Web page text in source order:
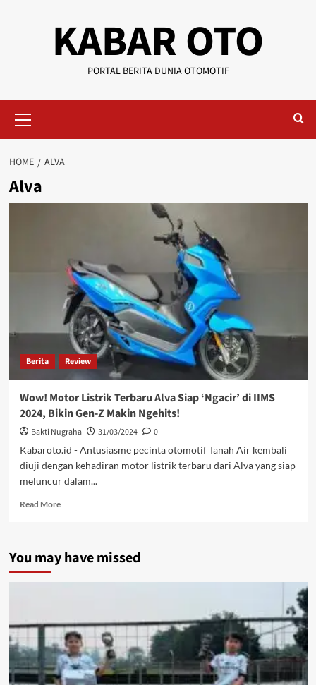
KABAR OTO
PORTAL BERITA DUNIA OTOMOTIF
HOME ALVA
Alva
Berita Review
Wow! Motor Listrik Terbaru Alva Siap ‘Ngacir’ di IIMS
2024, Bikin Gen-Z Makin Ngehits!
Bakti Nugraha 31/03/2024
0
Kabaroto.id - Antusiasme pecinta otomotif Tanah Air kembali
diuji dengan kehadiran motor listrik terbaru dari Alva yang siap
meluncur dalam...
Read More
You may have missed